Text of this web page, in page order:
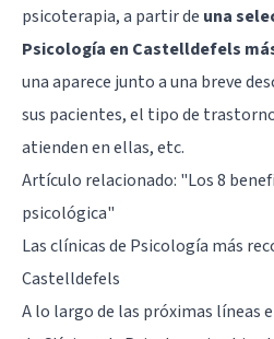
psicoterapia, a partir de una
Psicología en Castelldefels
una aparece junto a una breve
sus pacientes, el tipo de
atienden en ellas, etc.
Artículo relacionado: "Los 8
psicológica"
Las clínicas de Psicología más
Castelldefels
A lo largo de las próximas líneas